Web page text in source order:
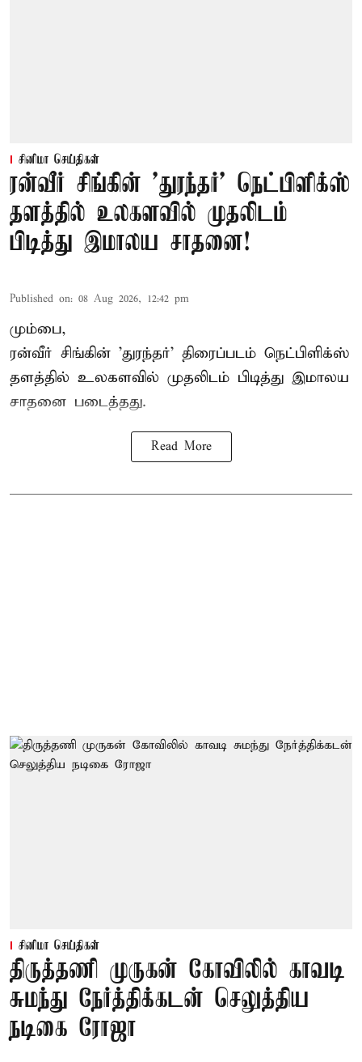
சினிமா செய்திகள்
ரன்வீர் சிங்கின் 'துரந்தர்' நெட்பிளிக்ஸ்
தளத்தில் உலகளவில் முதலிடம்
பிடித்து இமாலய சாதனை!
Published on: 08 Aug 2026, 12:42 pm
மும்பை,
ரன்வீர் சிங்கின் 'துரந்தர்' திரைப்படம் நெட்பிளிக்ஸ்
தளத்தில் உலகளவில் முதலிடம் பிடித்து இமாலய
சாதனை படைத்தது.
Read More
சினிமா செய்திகள்
திருத்தணி முருகன் கோவிலில் காவடி
சுமந்து நேர்த்திக்கடன் செலுத்திய
நடிகை ரோஜா